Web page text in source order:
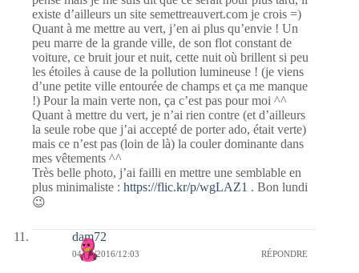
existe d’ailleurs un site semettreauvert.com je crois =)
Quant à me mettre au vert, j’en ai plus qu’envie ! Un
peu marre de la grande ville, de son flot constant de
voiture, ce bruit jour et nuit, cette nuit où brillent si peu
les étoiles à cause de la pollution lumineuse ! (je viens
d’une petite ville entourée de champs et ça me manque
!) Pour la main verte non, ça c’est pas pour moi ^^
Quant à mettre du vert, je n’ai rien contre (et d’ailleurs
la seule robe que j’ai accepté de porter ado, était verte)
mais ce n’est pas (loin de là) la couler dominante dans
mes vêtements ^^
Très belle photo, j’ai failli en mettre une semblable en
plus minimaliste : https://flic.kr/p/wgLAZ1 . Bon lundi
😉
dam72
04/04/2016/12:03 RÉPONDRE